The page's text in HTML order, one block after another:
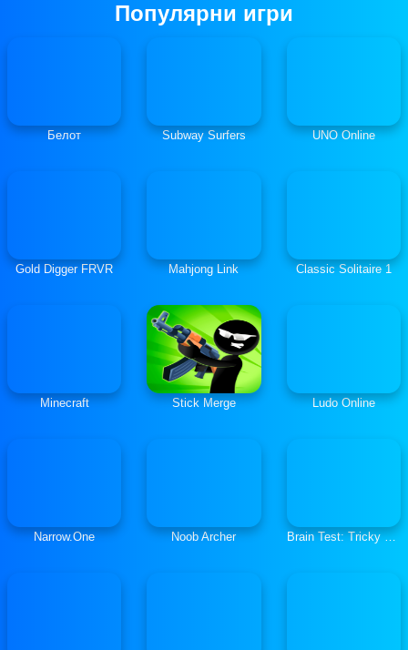
Популярни игри
Белот Subway Surfers UNO Online
Gold Digger FRVR Mahjong Link Classic Solitaire 1
Minecraft Stick Merge Ludo Online
Narrow.One Noob Archer Brain Test: Tricky Puzzles